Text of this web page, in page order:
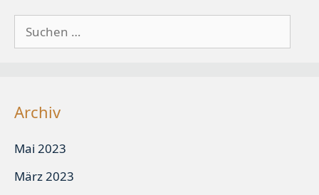
Suchen
nach:
Archiv
Mai 2023
März 2023